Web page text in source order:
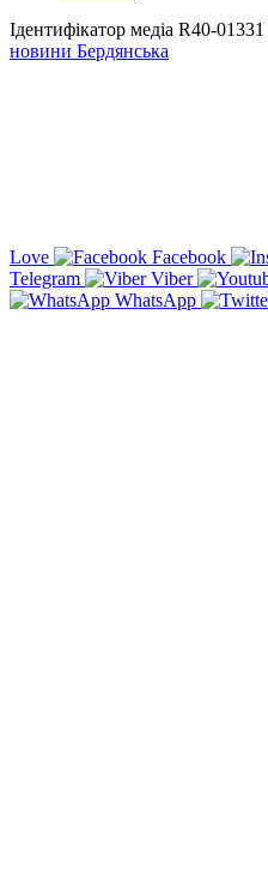
Ідентифікатор медіа R40-01331
новини Бердянська
Love
Facebook
Telegram
Viber
WhatsApp